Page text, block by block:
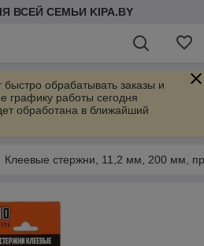
ВСЕЙ СЕМЬИ KIPA.BY
обрабатывать заказы и
графику работы сегодня
обработана в ближайший
Клеевые стержни, 11,2 мм, 200 мм,